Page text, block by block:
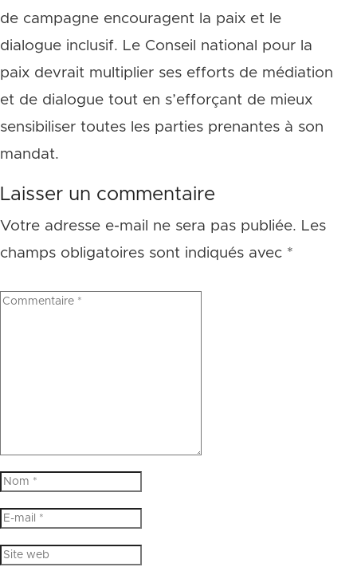
de campagne encouragent la paix et le
dialogue inclusif. Le Conseil national pour la
paix devrait multiplier ses efforts de médiation
et de dialogue tout en s’efforçant de mieux
sensibiliser toutes les parties prenantes à son
mandat.
Laisser un commentaire
Votre adresse e-mail ne sera pas publiée. Les
champs obligatoires sont indiqués avec *